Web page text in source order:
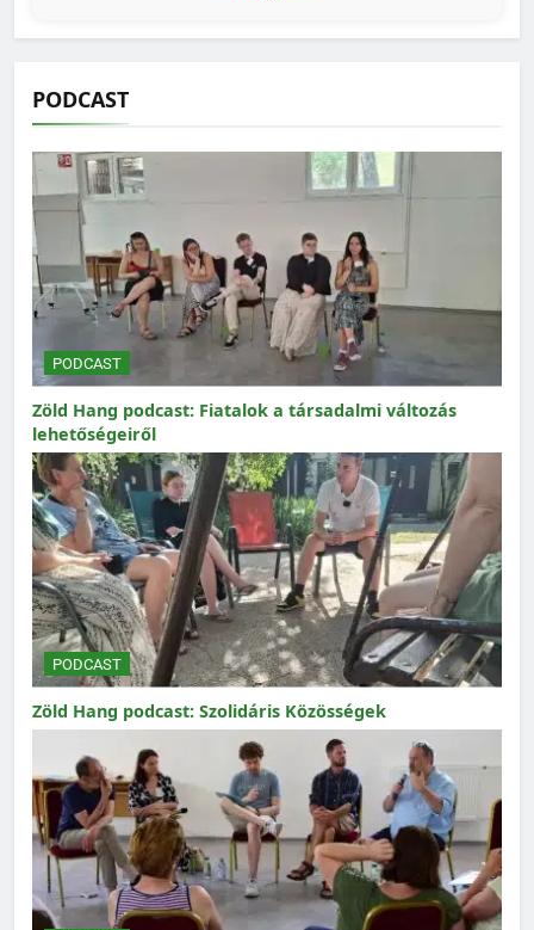
PODCAST
PODCAST
Zöld Hang podcast: Fiatalok a társadalmi változás
lehetőségeiről
PODCAST
Zöld Hang podcast: Szolidáris Közösségek